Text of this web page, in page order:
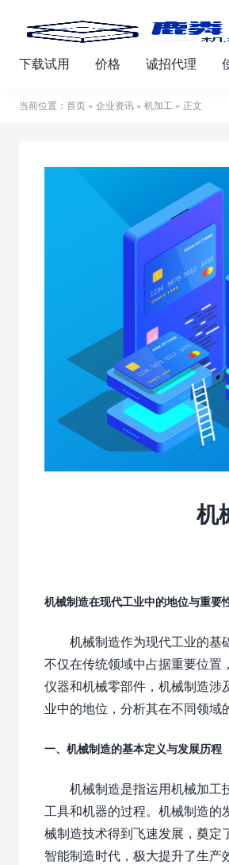
下载试用 价格 诚招代理
当前位置： 首页 » 企业资讯 » 机加工 » 正文
机
机械制造在现代工业中的地位与重要
机械制造作为现代工业的基
不仅在传统领域中占据重要位置
仪器和机械零部件，机械制造涉
业中的地位，分析其在不同领域
一、机械制造的基本定义与发展历程
机械制造是指运用机械加工
工具和机器的过程。机械制造
械制造技术得到飞速发展，奠定
智能制造时代，极大提升了生产